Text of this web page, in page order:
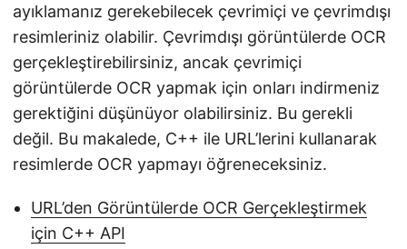
ayıklamanız gerekebilecek çevrimiçi ve çevrimdışı
resimleriniz olabilir. Çevrimdışı görüntülerde OCR
gerçekleştirebilirsiniz, ancak çevrimiçi
görüntülerde OCR yapmak için onları indirmeniz
gerektiğini düşünüyor olabilirsiniz. Bu gerekli
değil. Bu makalede, C++ ile URL’lerini kullanarak
resimlerde OCR yapmayı öğreneceksiniz.
URL’den Görüntülerde OCR Gerçekleştirmek
için C++ API